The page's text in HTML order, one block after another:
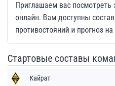
Приглашаем вас посмотреть
онлайн. Вам доступны
противостояний и прогноз
Стартовые составы
Кайрат